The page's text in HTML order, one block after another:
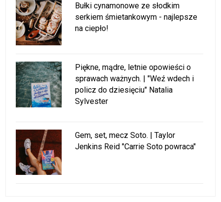
Bułki cynamonowe ze słodkim
serkiem śmietankowym - najlepsze
na ciepło!
Piękne, mądre, letnie opowieści o
sprawach ważnych. | "Weź wdech i
policz do dziesięciu" Natalia
Sylvester
Gem, set, mecz Soto. | Taylor
Jenkins Reid "Carrie Soto powraca"